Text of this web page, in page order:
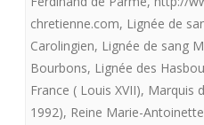
CONSACRANT
LA
FRANCE
A
chretienne.com, Lignée de
Carolingien, Lignée de sang
Bourbons, Lignée des
France ( Louis XVII), Marquis
1992), Reine Marie-